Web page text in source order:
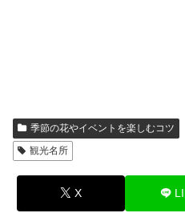
季節の花やイベントを楽しむコツ
観光名所
X